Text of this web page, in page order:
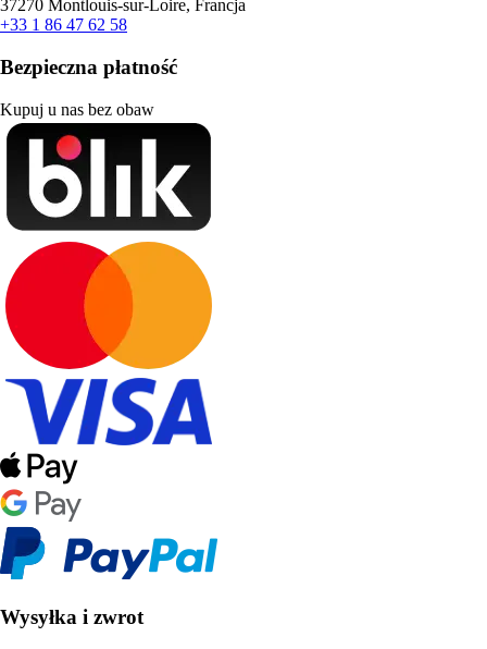
37270 Montlouis-sur-Loire, Francja
+33 1 86 47 62 58
Bezpieczna płatność
Kupuj u nas bez obaw
Wysyłka i zwrot